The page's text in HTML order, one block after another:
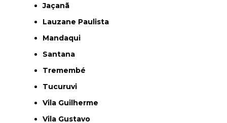
Jaçanã
Lauzane Paulista
Mandaqui
Santana
Tremembé
Tucuruvi
Vila Guilherme
Vila Gustavo